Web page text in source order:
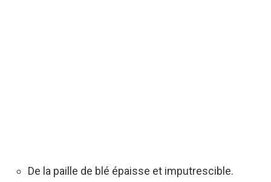
De la paille de blé épaisse et imputrescible.